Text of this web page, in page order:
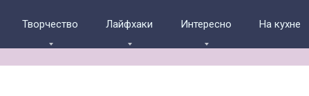
Творчество Лайфхаки Интересно На кухне